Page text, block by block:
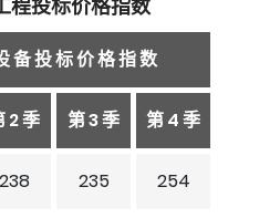
程投标价格指数
备 投 标 价 格 指 数
2 季 第 3 季 第 4 季
238 235 254